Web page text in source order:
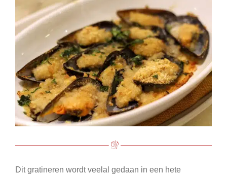
Dit gratineren wordt veelal gedaan in een hete